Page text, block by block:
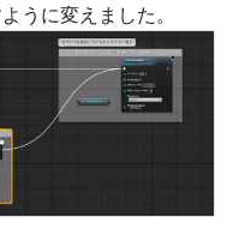
うに変えました。